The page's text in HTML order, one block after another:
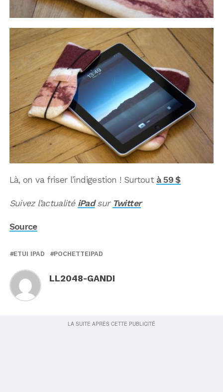
Là, on va friser l’indigestion ! Surtout à 59 $
Suivez l’actualité iPadsur Twitter
Source
ETUI IPAD POCHETTEIPAD
LL2048-GANDI